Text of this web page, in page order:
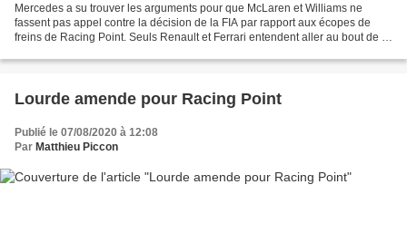
Mercedes a su trouver les arguments pour que McLaren et Williams ne
fassent pas appel contre la décision de la FIA par rapport aux écopes de
freins de Racing Point. Seuls Renault et Ferrari entendent aller au bout de la
Lourde amende pour Racing Point
Publié le 07/08/2020 à 12:08
Par Matthieu Piccon